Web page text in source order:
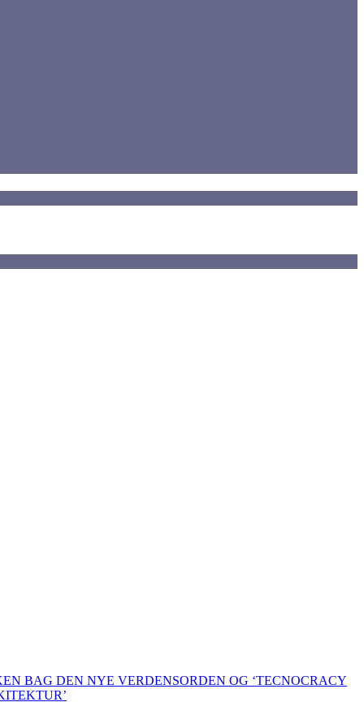
BAG DEN NYE VERDENSORDEN OG ‘TECNOCRACY